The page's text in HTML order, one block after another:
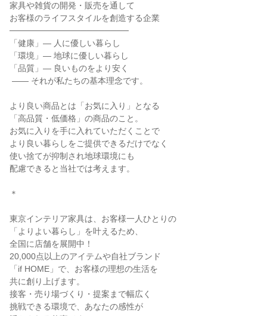
家具や雑貨の開発・販売を通して
お客様のライフスタイルを創造する企業
────────────────────
「健康」― 人に優しい暮らし
「環境」― 地球に優しい暮らし
「品質」― 良いものをより安く
より良い商品とは「お気に入り」となる
「高品質・低価格」の商品のこと。
お気に入りを手に入れていただくことで
より良い暮らしをご提供できるだけでなく
使い捨てが抑制され地球環境にも
配慮できると当社では考えます。
＊
東京インテリア家具は、お客様一人ひとりの
「よりよい暮らし」を叶えるため、
全国に店舗を展開中！
20,000点以上のアイテムや自社ブランド
「if HOME」で、お客様の理想の生活を
共に創り上げます。
接客・売り場づくり・提案まで幅広く
挑戦できる環境で、あなたの感性が